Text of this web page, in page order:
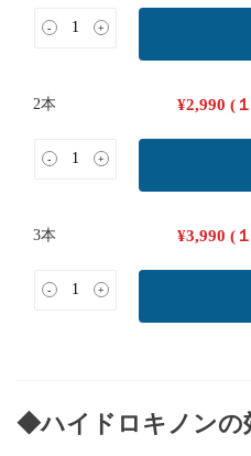
- +
2本 ¥2,990 (
- +
3本 ¥3,990 (
- +
◆ハイドロキノンの